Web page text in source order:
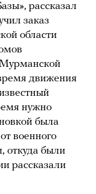
рассказал
заказ
области
движения
нужно
была
военного
откуда были
рассказали